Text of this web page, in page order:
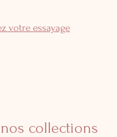
votre essayage
collections